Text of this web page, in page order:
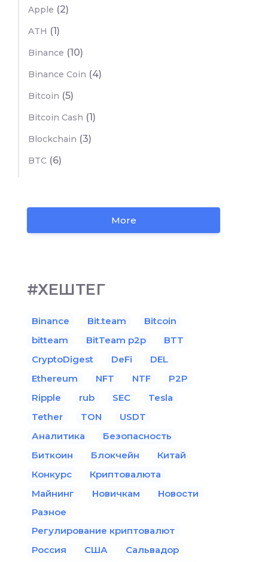
Apple (2)
ATH (1)
Binance (10)
Binance Coin (4)
Bitcoin (5)
Bitcoin Cash (1)
Blockchain (3)
BTC (6)
More
#ХЕШТЕГ
Binance Bit.team
Bitcoin
bitteam
BitTeam p2p
BTT
CryptoDigest
DeFi
DEL
Ethereum
NFT NTF
P2P
Ripple
rub SEC
Tesla
Tether
TON
USDT
Аналитика
Безопасность
Биткоин
Блокчейн
Китай
Конкурс
Криптовалюта
Майнинг
Новичкам
Новости
Разное
Регулирование криптовалют
Россия
США
Сальвадор